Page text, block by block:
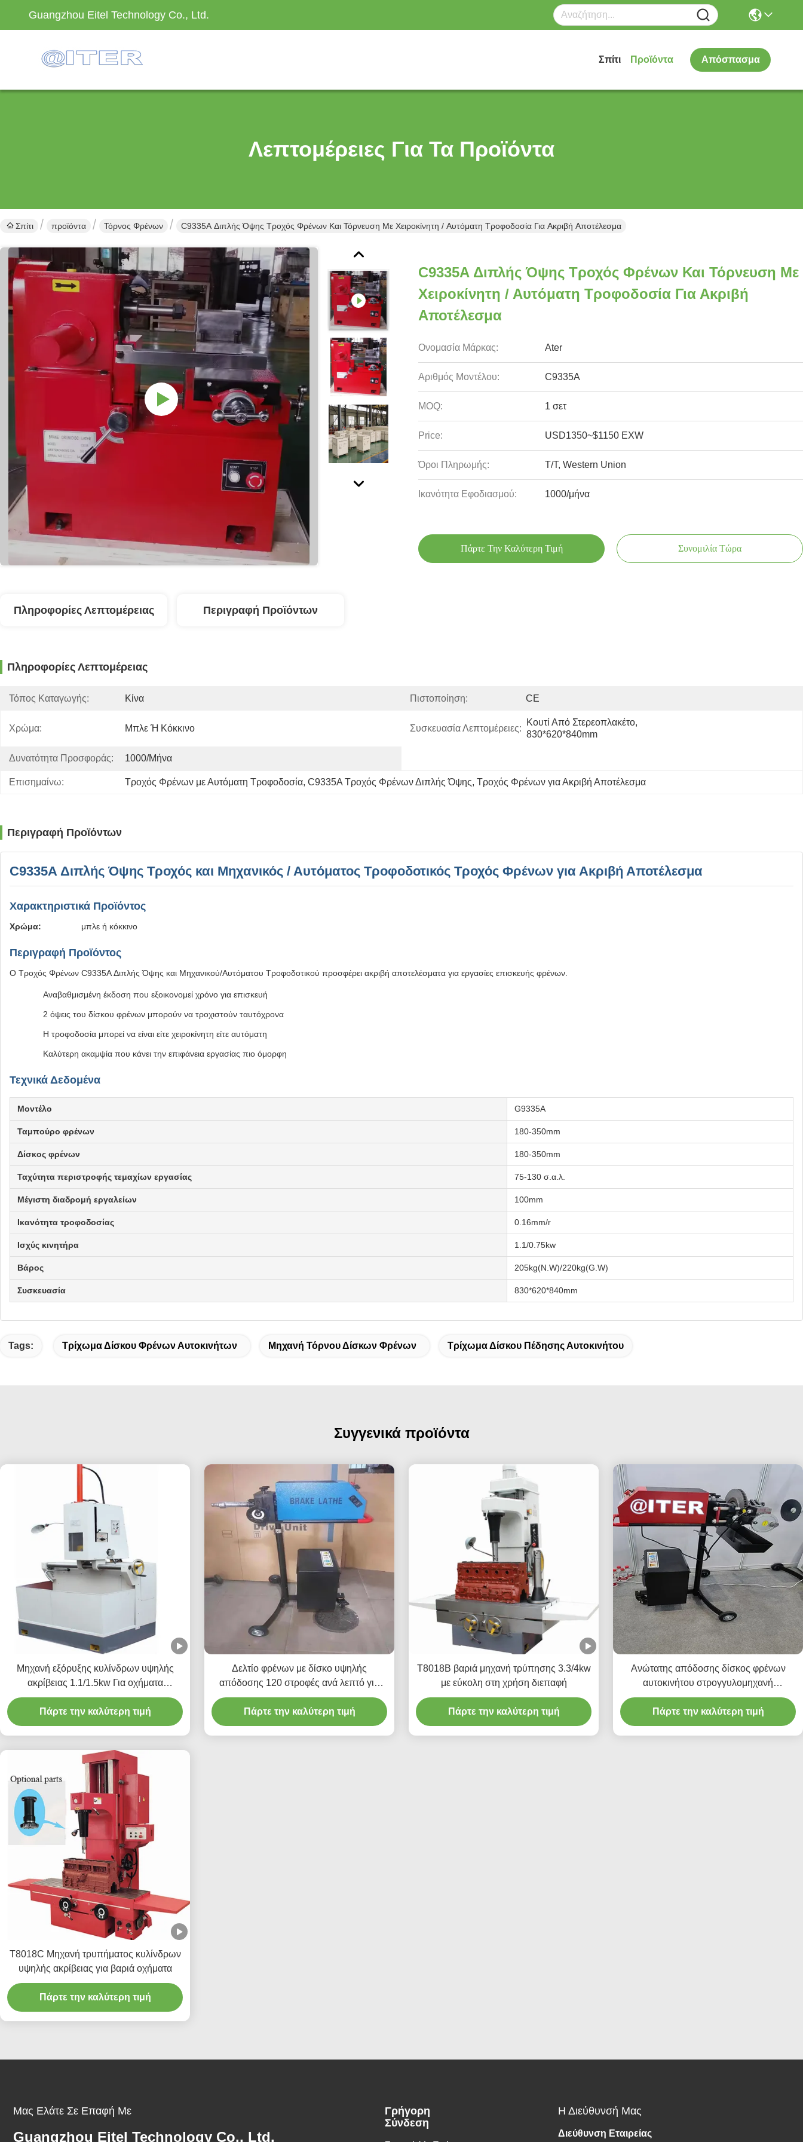
Guangzhou Eitel Technology Co., Ltd.
Σπίτι Προϊόντα Απόσπασμα
Λεπτομέρειες Για Τα Προϊόντα
Σπίτι προϊόντα Τόρνος Φρένων C9335A Διπλής Όψης Τροχός Φρένων Και Τόρνευση Με Χειροκίνητη / Αυτόματη Τροφοδοσία Για Ακριβή Αποτέλεσμα
C9335A Διπλής Όψης Τροχός Φρένων Και Τόρνευση Με
Χειροκίνητη / Αυτόματη Τροφοδοσία Για Ακριβή
Αποτέλεσμα
Ονομασία Μάρκας: Ater
Αριθμός Μοντέλου: C9335Α
MOQ: 1 σετ
Price: USD1350~$1150 EXW
Όροι Πληρωμής: T/T, Western Union
Ικανότητα Εφοδιασμού: 1000/μήνα
Πάρτε Την Καλύτερη Τιμή Συνομιλία Τώρα
Πληροφορίες Λεπτομέρειας Περιγραφή Προϊόντων
Πληροφορίες Λεπτομέρειας
Τόπος Καταγωγής: Κίνα Πιστοποίηση: CE
Χρώμα: Μπλε Ή Κόκκινο Συσκευασία Λεπτομέρειες:
Κουτί Από Στερεοπλακέτο,
830*620*840mm
Δυνατότητα Προσφοράς: 1000/μήνα
Επισημαίνω: Τροχός Φρένων με Αυτόματη Τροφοδοσία, C9335A Τροχός Φρένων Διπλής Όψης, Τροχός Φρένων για Ακριβή Αποτέλεσμα
Περιγραφή Προϊόντων
C9335A Διπλής Όψης Τροχός και Μηχανικός / Αυτόματος Τροφοδοτικός Τροχός Φρένων για Ακριβή Αποτέλεσμα
Χαρακτηριστικά Προϊόντος
Χρώμα: μπλε ή κόκκινο
Περιγραφή Προϊόντος
Ο Τροχός Φρένων C9335A Διπλής Όψης και Μηχανικού/Αυτόματου Τροφοδοτικού προσφέρει ακριβή αποτελέσματα για εργασίες επισκευής φρένων.
Αναβαθμισμένη έκδοση που εξοικονομεί χρόνο για επισκευή
2 όψεις του δίσκου φρένων μπορούν να τροχιστούν ταυτόχρονα
Η τροφοδοσία μπορεί να είναι είτε χειροκίνητη είτε αυτόματη
Καλύτερη ακαμψία που κάνει την επιφάνεια εργασίας πιο όμορφη
Τεχνικά Δεδομένα
Μοντέλο G9335A
Ταμπούρο φρένων 180-350mm
Δίσκος φρένων 180-350mm
Ταχύτητα περιστροφής τεμαχίων εργασίας 75-130 σ.α.λ.
Μέγιστη διαδρομή εργαλείων 100mm
Ικανότητα τροφοδοσίας 0.16mm/r
Ισχύς κινητήρα 1.1/0.75kw
Βάρος 205kg(N.W)/220kg(G.W)
Συσκευασία 830*620*840mm
Tags: Τρίχωμα Δίσκου Φρένων Αυτοκινήτων Μηχανή Τόρνου Δίσκων Φρένων Τρίχωμα Δίσκου Πέδησης Αυτοκινήτου
Συγγενικά προϊόντα
Μηχανή εξόρυξης κυλίνδρων υψηλής
ακρίβειας 1.1/1.5kw Για οχήματα
Κύλινδρο
Πάρτε την καλύτερη τιμή
Δελτίο φρένων με δίσκο υψηλής
απόδοσης 120 στροφές ανά λεπτό για
συντήρηση οχημάτων T2009
Πάρτε την καλύτερη τιμή
T8018B βαριά μηχανή τρύπησης 3.3/4kw
με εύκολη στη χρήση διεπαφή
Πάρτε την καλύτερη τιμή
Ανώτατης απόδοσης δίσκος φρένων
αυτοκινήτου στρογγυλομηχανή
220v/110v για το εργαστήριο T2009
Πάρτε την καλύτερη τιμή
Τ8018C Μηχανή τρυπήματος κυλίνδρων
υψηλής ακρίβειας για βαριά οχήματα
Πάρτε την καλύτερη τιμή
Μας Ελάτε Σε Επαφή Με
Guangzhou Eitel Technology Co., Ltd.
Γρήγορη
Σύνδεση
Η Διεύθυνσή Μας
Διεύθυνση Εταιρείας